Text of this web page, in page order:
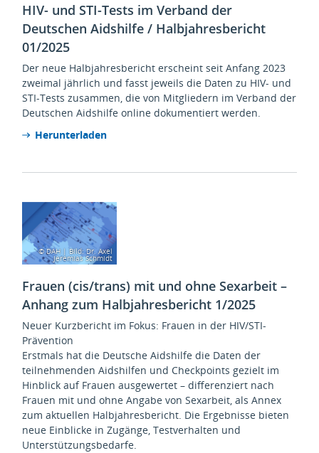
HIV- und STI-Tests im Verband der
Deutschen Aidshilfe / Halbjahresbericht
01/2025
Der neue Halbjahresbericht erscheint seit Anfang 2023
zweimal jährlich und fasst jeweils die Daten zu HIV- und
STI-Tests zusammen, die von Mitgliedern im Verband der
Deutschen Aidshilfe online dokumentiert werden.
Herunterladen
© DAH | Bild: Dr. Axel
Jeremias Schmidt
Frauen (cis/trans) mit und ohne Sexarbeit –
Anhang zum Halbjahresbericht 1/2025
Neuer Kurzbericht im Fokus: Frauen in der HIV/STI-
Prävention
Erstmals hat die Deutsche Aidshilfe die Daten der
teilnehmenden Aidshilfen und Checkpoints gezielt im
Hinblick auf Frauen ausgewertet – differenziert nach
Frauen mit und ohne Angabe von Sexarbeit, als Annex
zum aktuellen Halbjahresbericht. Die Ergebnisse bieten
neue Einblicke in Zugänge, Testverhalten und
Unterstützungsbedarfe.